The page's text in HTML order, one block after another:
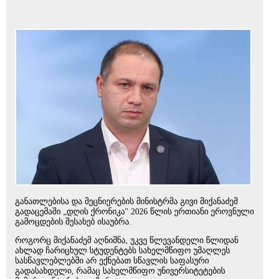
განათლებისა და მეცნიერების მინისტრმა გივი მიქანაძემ
გადაცემაში „დღის ქრონიკა" 2026 წლის ერთიანი ეროვნული
გამოცდების შესახებ ისაუბრა.
როგორც მიქანაძემ აღნიშნა, უკვე წლევანდელი წლიდან
ახლად ჩარიცხულ სტუდენტებს სახელმწიფო უმაღლეს
სასწავლებლებში არ ექნებათ სწავლის საფასური
გადასახდელი, რამაც სახელმწიფო უნივერსიტეტების